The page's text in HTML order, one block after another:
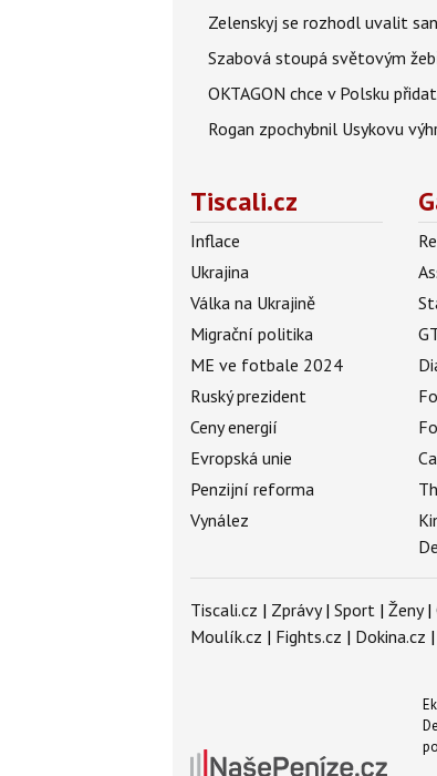
Zelenskyj se rozhodl uvalit
Szabová stoupá světovým
OKTAGON chce v Polsku
Rogan zpochybnil Usykovu
Tiscali.cz
Inflace
Ukrajina
Válka na Ukrajině
Migrační politika
ME ve fotbale 2024
Ruský prezident
Ceny energií
Evropská unie
Penzijní reforma
Vynález
Tiscali.cz | Zprávy| Sport | Ženy|
Moulík.cz | Fights.cz | Dokina.cz |